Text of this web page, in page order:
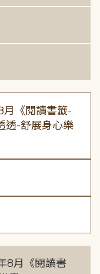
月《閱讀書籤-
透-舒展身心樂
8月《閱讀書